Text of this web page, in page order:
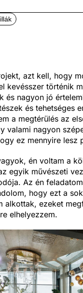
azt kell, hogy
kevésszer történik
és nagyon jó
és tehetséges
a megtérülés az
valami nagyon
ez mennyire lesz
én voltam a
egyik művészeti
Az én
hogy ezt a
alkottak, ezeket
elhelyezzem.